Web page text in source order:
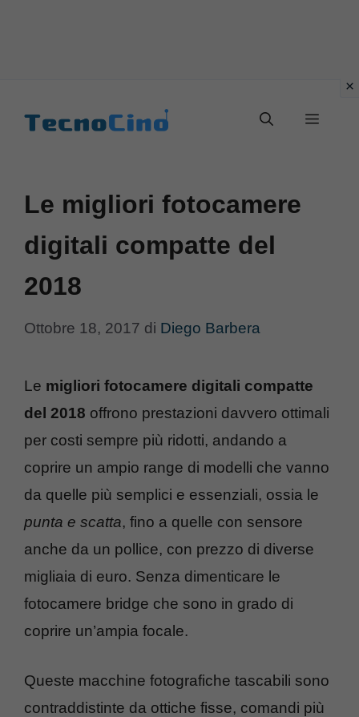
Menu
Le migliori fotocamere
digitali compatte del
2018
Ottobre 18, 2017 di Diego Barbera
Le migliori fotocamere digitali compatte
del 2018 offrono prestazioni davvero ottimali
per costi sempre più ridotti, andando a
coprire un ampio range di modelli che vanno
da quelle più semplici e essenziali, ossia le
punta e scatta, fino a quelle con sensore
anche da un pollice, con prezzo di diverse
migliaia di euro. Senza dimenticare le
fotocamere bridge che sono in grado di
coprire un’ampia focale.
Queste macchine fotografiche tascabili sono
contraddistinte da ottiche fisse, comandi più